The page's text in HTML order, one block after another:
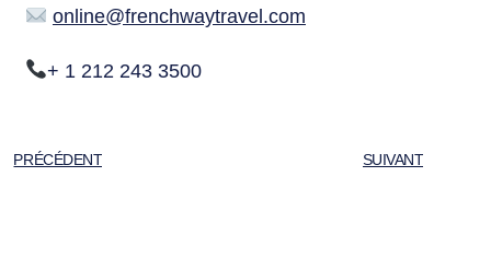
online@frenchwaytravel.com
+ 1 212 243 3500
PRÉCÉDENT SUIVANT